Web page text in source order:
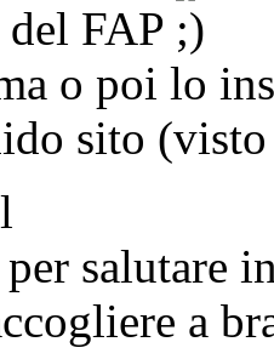
FAP
o poi lo
sito
salutare
a